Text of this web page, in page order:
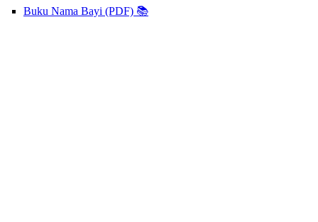
Buku Nama Bayi (PDF) 📚